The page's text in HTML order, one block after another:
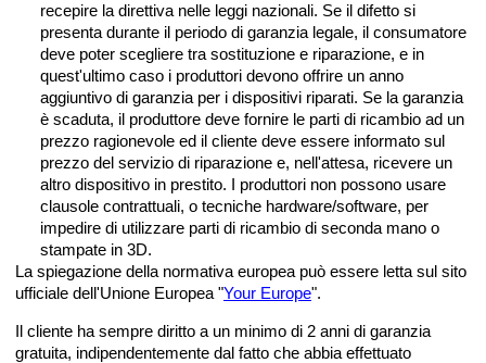
recepire la direttiva nelle leggi nazionali. Se il difetto si
presenta durante il periodo di garanzia legale, il consumatore
deve poter scegliere tra sostituzione e riparazione, e in
quest'ultimo caso i produttori devono offrire un anno
aggiuntivo di garanzia per i dispositivi riparati. Se la garanzia
è scaduta, il produttore deve fornire le parti di ricambio ad un
prezzo ragionevole ed il cliente deve essere informato sul
prezzo del servizio di riparazione e, nell'attesa, ricevere un
altro dispositivo in prestito. I produttori non possono usare
clausole contrattuali, o tecniche hardware/software, per
impedire di utilizzare parti di ricambio di seconda mano o
stampate in 3D.
La spiegazione della normativa europea può essere letta sul sito
ufficiale dell'Unione Europea "Your Europe".
Il cliente ha sempre diritto a un minimo di 2 anni di garanzia
gratuita, indipendentemente dal fatto che abbia effettuato